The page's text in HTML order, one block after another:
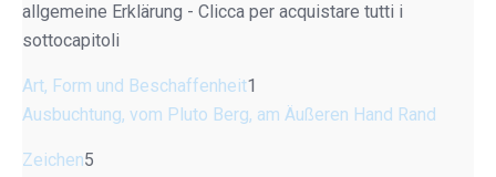
allgemeine Erklärung - Clicca per acquistare tutti i
sottocapitoli
Art, Form und Beschaffenheit1
Ausbuchtung, vom Pluto Berg, am Äußeren Hand Rand
Zeichen5